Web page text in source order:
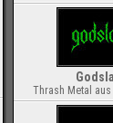
Thrash Metal